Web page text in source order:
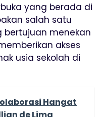
yang berada di
salah satu
bertujuan menekan
akses
usia sekolah di
Hangat
de Lima